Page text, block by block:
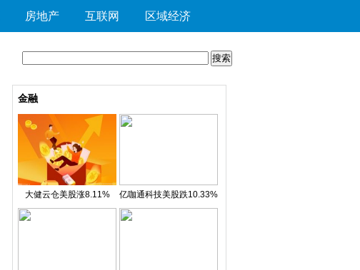
房地产 互联网 区域经济
金融
大健云仓美股涨8.11% 亿咖通科技美股跌10.33%